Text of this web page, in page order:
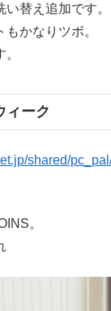
替え追加です。
かなりツボ。
ィーク
shared/
。